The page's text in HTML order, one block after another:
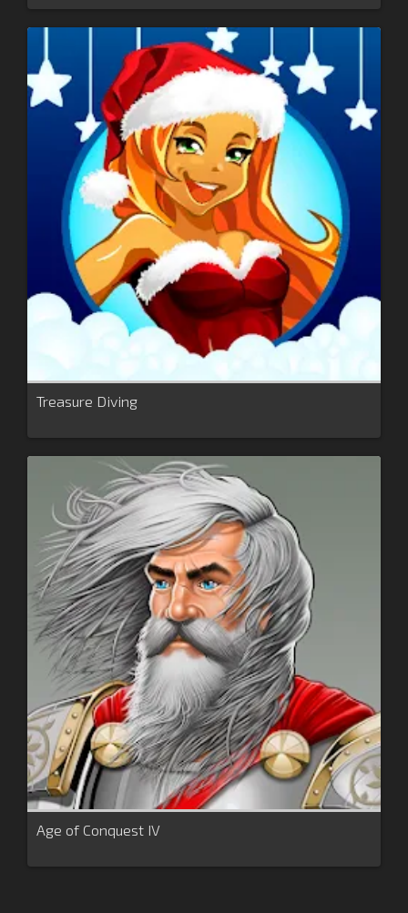
Treasure Diving
Age of Conquest IV